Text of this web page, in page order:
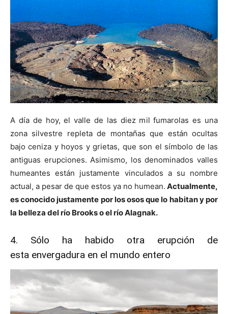
A día de hoy, el valle de las diez mil fumarolas es una
zona silvestre repleta de montañas que están ocultas
bajo ceniza y hoyos y grietas, que son el símbolo de las
antiguas erupciones. Asimismo, los denominados valles
humeantes están justamente vinculados a su nombre
actual, a pesar de que estos ya no humean. Actualmente,
es conocido justamente por los osos que lo habitan y por
la belleza del río Brooks o el río Alagnak.
4. Sólo ha habido otra erupción de
esta envergadura en el mundo entero